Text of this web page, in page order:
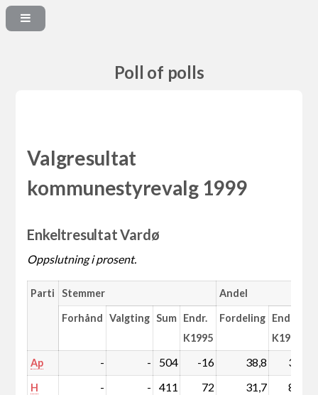
Poll of polls
Valgresultat
kommunestyrevalg 1999
Enkeltresultat Vardø
Oppslutning i prosent.
Parti Stemmer Andel
Forhånd Valgting Sum Endr.
K1995
Fordeling Endr.
K1995
Ap - - 504 -16 38,8 3,0
H - - 411 72 31,7 8,3